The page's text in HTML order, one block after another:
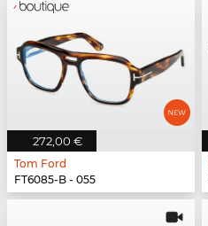
272,00 €
Tom Ford
FT6085-B - 055